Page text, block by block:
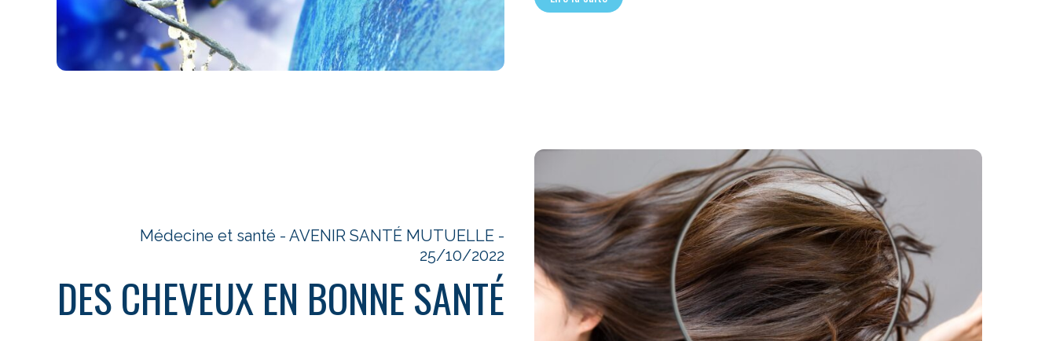
Médecine et santé - AVENIR SANTÉ MUTUELLE -
25/10/2022
DES CHEVEUX EN BONNE SANTÉ